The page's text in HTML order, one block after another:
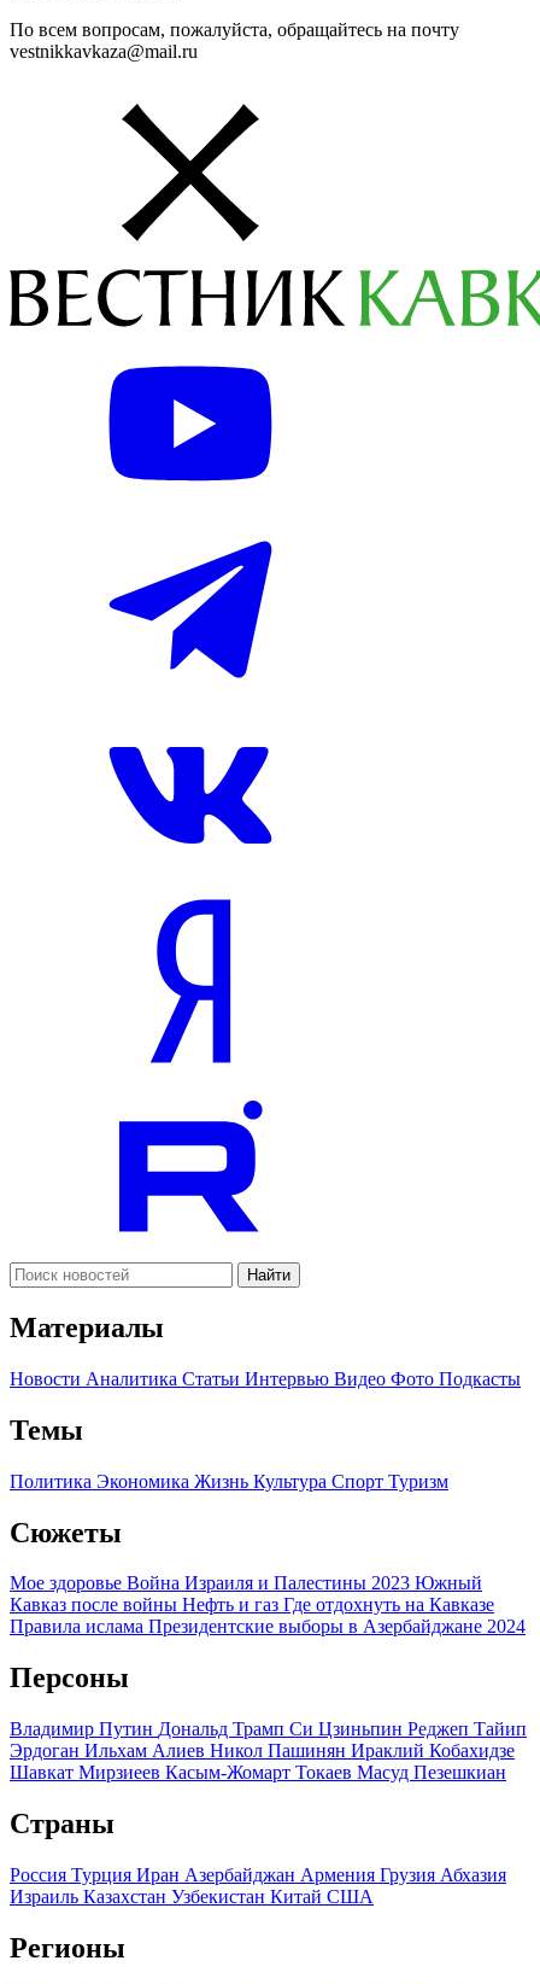
По всем вопросам, пожалуйста, обращайтесь на почту
vestnikkavkaza@mail.ru
Найти
Материалы
Новости Аналитика Статьи Интервью Видео Фото Подкасты
Темы
Политика Экономика Жизнь Культура Спорт Туризм
Сюжеты
Мое здоровье Война Израиля и Палестины 2023 Южный
Кавказ после войны Нефть и газ Где отдохнуть на Кавказе
Правила ислама Президентские выборы в Азербайджане 2024
Персоны
Владимир Путин Дональд Трамп Си Цзиньпин Реджеп Тайип
Эрдоган Ильхам Алиев Никол Пашинян Ираклий Кобахидзе
Шавкат Мирзиеев Касым-Жомарт Токаев Масуд Пезешкиан
Страны
Россия Турция Иран Азербайджан Армения Грузия Абхазия
Израиль Казахстан Узбекистан Китай США
Регионы